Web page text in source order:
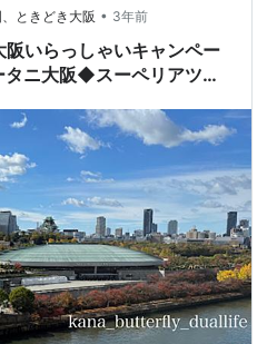
備。ニューオータニならでは
ください。ホテ…
ときどき大阪 • 3年前
いらっしゃいキャンペー
ニ大阪◆スーペリアツイ
イヤモンド特典◆